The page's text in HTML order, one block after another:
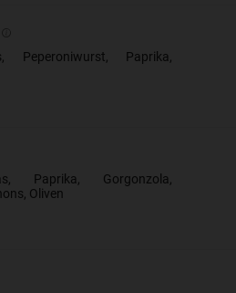
Peperoniwurst, Paprika,
Paprika, Gorgonzola,
Oliven